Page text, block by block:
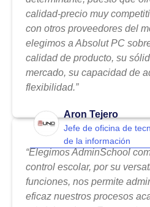
calidad-precio muy
con otros proveedores del
elegimos a Absolut PC
calidad de producto, su
mercado, su capacidad de
flexibilidad.”
Aron Tejero
Jefe de oficina de
de la información
“Elegimos AdminSchool
control escolar, por su
funciones, nos permite
eficaz nuestros procesos